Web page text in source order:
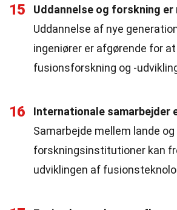
15
Uddannelse og forskning er
Uddannelse af nye
ingeniører er afgørende for
fusionsforskning og -
16
Internationale samarbejder
Samarbejde mellem lande og
forskningsinstitutioner kan
udviklingen af